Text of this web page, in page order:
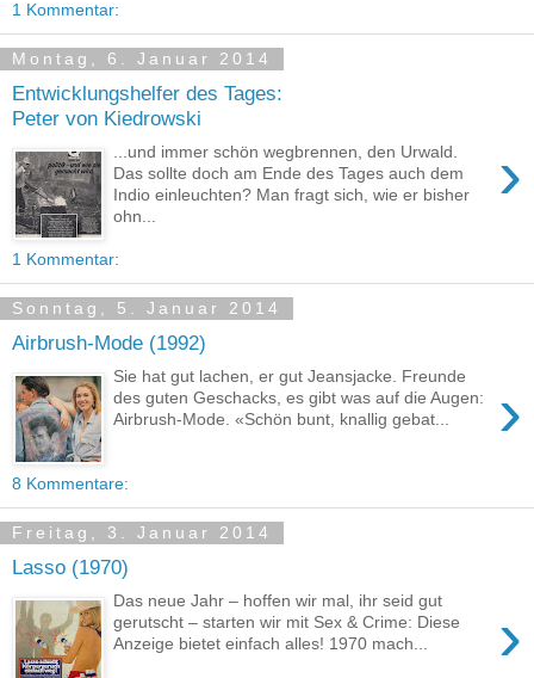
1 Kommentar:
Montag, 6. Januar 2014
Entwicklungshelfer des Tages:
Peter von Kiedrowski
›
...und immer schön wegbrennen, den Urwald.
Das sollte doch am Ende des Tages auch dem
Indio einleuchten? Man fragt sich, wie er bisher
ohn...
1 Kommentar:
Sonntag, 5. Januar 2014
Airbrush-Mode (1992)
›
Sie hat gut lachen, er gut Jeansjacke. Freunde
des guten Geschacks, es gibt was auf die Augen:
Airbrush-Mode. «Schön bunt, knallig gebat...
8 Kommentare:
Freitag, 3. Januar 2014
Lasso (1970)
›
Das neue Jahr – hoffen wir mal, ihr seid gut
gerutscht – starten wir mit Sex & Crime: Diese
Anzeige bietet einfach alles! 1970 mach...